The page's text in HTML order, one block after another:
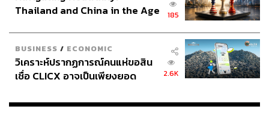
Thailand and China in the Age
185
BUSINESS / ECONOMIC
วิเคราะห์ปรากฏการณ์คนแห่ขอสิน
เชื่อ CLICX อาจเป็นเพียงยอด
เรือนไทยที่ถูกซุกไว้
2.6K